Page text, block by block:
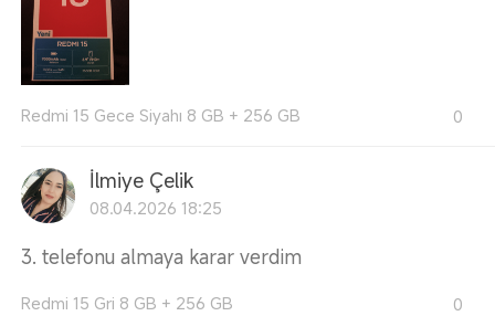
Redmi 15 Gece Siyahı 8 GB + 256 GB 0
İlmiye Çelik
08.04.2026 18:25
3. telefonu almaya karar verdim
Redmi 15 Gri 8 GB + 256 GB 0